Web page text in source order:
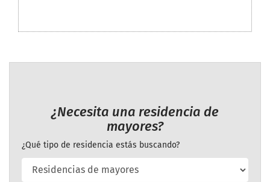
¿Necesita una residencia de
mayores?
¿Qué tipo de residencia estás buscando?